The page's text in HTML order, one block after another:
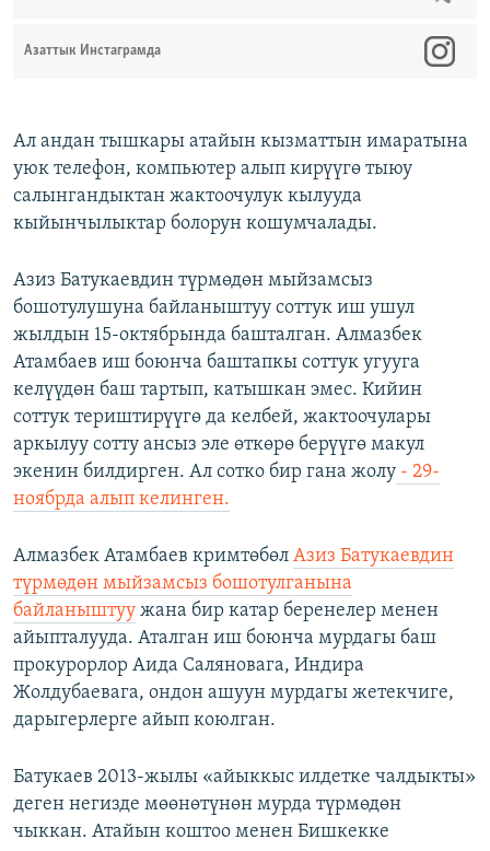
Азаттык Инстаграмда
Ал андан тышкары атайын кызматтын имаратына
уюк телефон, компьютер алып кирүүгө тыюу
салынгандыктан жактоочулук кылууда
кыйынчылыктар болорун кошумчалады.
Азиз Батукаевдин түрмөдөн мыйзамсыз
бошотулушуна байланыштуу соттук иш ушул
жылдын 15-октябрында башталган. Алмазбек
Атамбаев иш боюнча баштапкы соттук угууга
келүүдөн баш тартып, катышкан эмес. Кийин
соттук териштирүүгө да келбей, жактоочулары
аркылуу сотту ансыз эле өткөрө берүүгө макул
экенин билдирген. Ал сотко бир гана жолу - 29-
ноябрда алып келинген.
Алмазбек Атамбаев кримтөбөл Азиз Батукаевдин
түрмөдөн мыйзамсыз бошотулганына
байланыштуу жана бир катар беренелер менен
айыпталууда. Аталган иш боюнча мурдагы баш
прокурорлор Аида Саляновага, Индира
Жолдубаевага, ондон ашуун мурдагы жетекчиге,
дарыгерлерге айып коюлган.
Батукаев 2013-жылы «айыккыс илдетке чалдыкты»
деген негизде мөөнөтүнөн мурда түрмөдөн
чыккан. Атайын коштоо менен Бишкекке